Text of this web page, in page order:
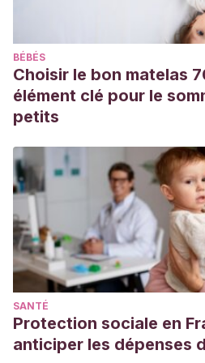
https://
nos-exige-demasiado/
BÉBÉS
Choisir le bon matelas
élément clé pour le
petits
SANTÉ
Protection sociale en
anticiper les dépenses